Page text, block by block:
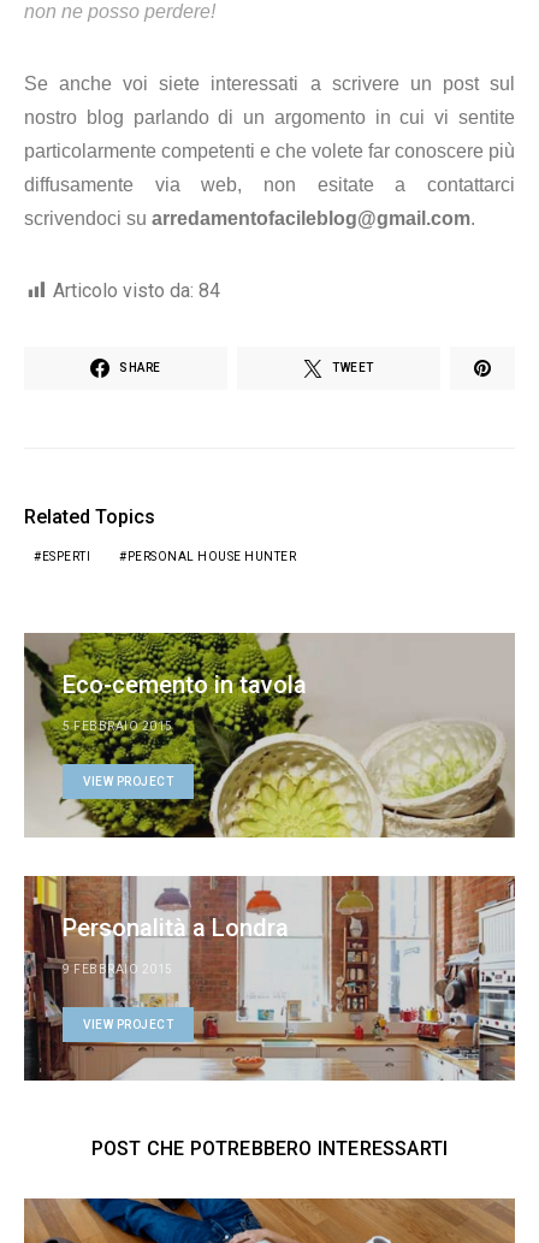
non ne posso perdere!
Se anche voi siete interessati a scrivere un post sul
nostro blog parlando di un argomento in cui vi sentite
particolarmente competenti e che volete far conoscere più
diffusamente via web, non esitate a contattarci
scrivendoci su arredamentofacileblog@gmail.com.
Articolo visto da: 84
SHARE TWEET
Related Topics
ESPERTI PERSONAL HOUSE HUNTER
Eco-cemento in tavola
5 FEBBRAIO 2015
VIEW PROJECT
Personalità a Londra
9 FEBBRAIO 2015
VIEW PROJECT
POST CHE POTREBBERO INTERESSARTI